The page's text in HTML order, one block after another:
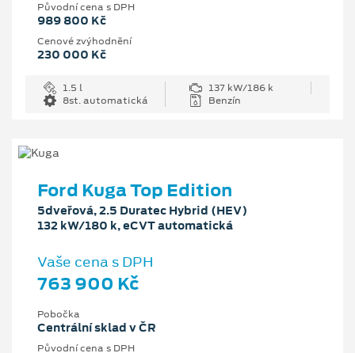
Původní cena s DPH
989 800 Kč
Cenové zvýhodnění
230 000 Kč
1.5 l
137 kW/186 k
8st. automatická
Benzín
Ford Kuga Top Edition
5dveřová, 2.5 Duratec Hybrid (HEV)
132 kW/180 k, eCVT automatická
Vaše cena s DPH
763 900 Kč
Pobočka
Centrální sklad v ČR
Původní cena s DPH